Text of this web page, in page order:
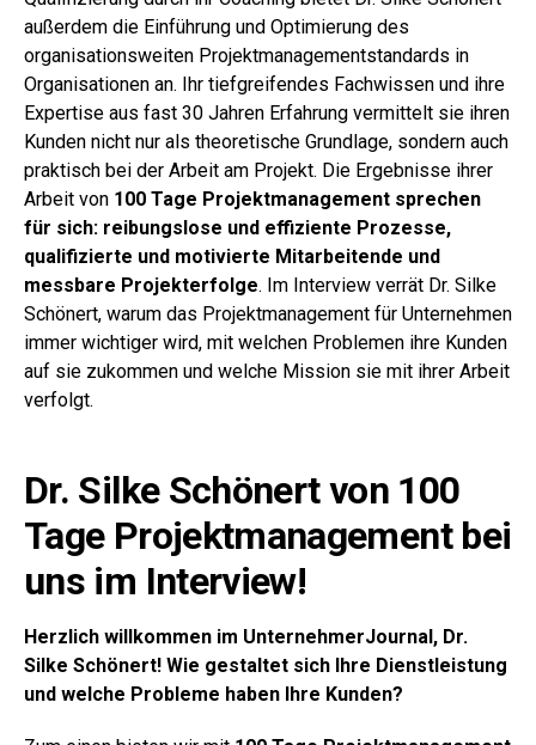
außerdem die Einführung und Optimierung des
organisationsweiten Projektmanagementstandards in
Organisationen an. Ihr tiefgreifendes Fachwissen und ihre
Expertise aus fast 30 Jahren Erfahrung vermittelt sie ihren
Kunden nicht nur als theoretische Grundlage, sondern auch
praktisch bei der Arbeit am Projekt. Die Ergebnisse ihrer
Arbeit von 100 Tage Projektmanagement sprechen
für sich: reibungslose und effiziente Prozesse,
qualifizierte und motivierte Mitarbeitende und
messbare Projekterfolge. Im Interview verrät Dr. Silke
Schönert, warum das Projektmanagement für Unternehmen
immer wichtiger wird, mit welchen Problemen ihre Kunden
auf sie zukommen und welche Mission sie mit ihrer Arbeit
verfolgt.
Dr. Silke Schönert von 100
Tage Projektmanagement bei
uns im Interview!
Herzlich willkommen im UnternehmerJournal, Dr.
Silke Schönert! Wie gestaltet sich Ihre Dienstleistung
und welche Probleme haben Ihre Kunden?